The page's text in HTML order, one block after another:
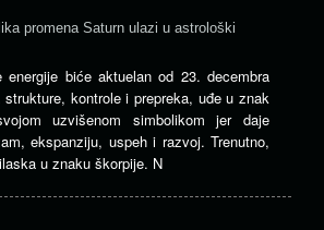
promena Saturn ulazi u astrološki
biće aktuelan od 23. decembra
kontrole i prepreka, uđe u znak
uzvišenom simbolikom jer daje
ekspanziju, uspeh i razvoj. Trenutno,
u znaku škorpije. N